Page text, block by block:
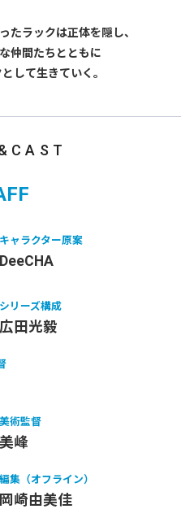
たラックは正体を隠し、
仲間たちとともに
して生きていく。
キャラクター原案
DeeCHA
シリーズ構成
広田光毅
美術監督
美峰
編集（オフライン）
岡崎由美佳